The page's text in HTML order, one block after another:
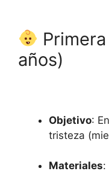
años)
Objetivo:
tristeza
Materiales: